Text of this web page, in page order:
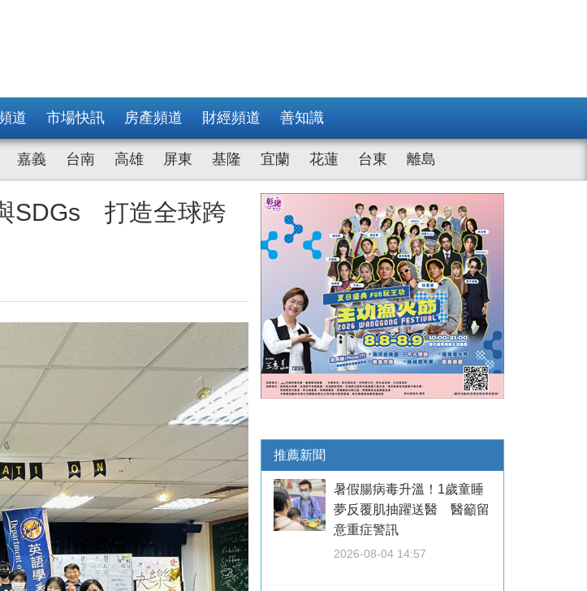
道 市場快訊 房產頻道 財經頻道 善知識
嘉義 台南 高雄 屏東 基隆 宜蘭 花蓮 台東 離島
SDGs 打造全球跨
推薦新聞
暑假腸病毒升溫！1歲童睡
夢反覆肌抽躍送醫 醫籲留
意重症警訊
2026-08-04 14:57